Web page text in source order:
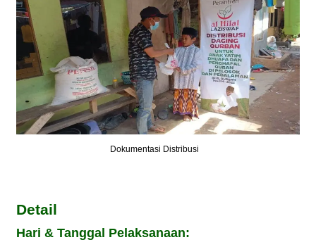
Dokumentasi Distribusi
Detail
Hari & Tanggal Pelaksanaan: